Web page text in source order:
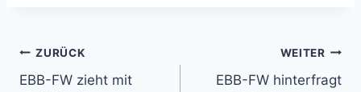
Beitragsnavigation
ZURÜCK
EBB-FW zieht mit
WEITER
EBB-FW hinterfragt